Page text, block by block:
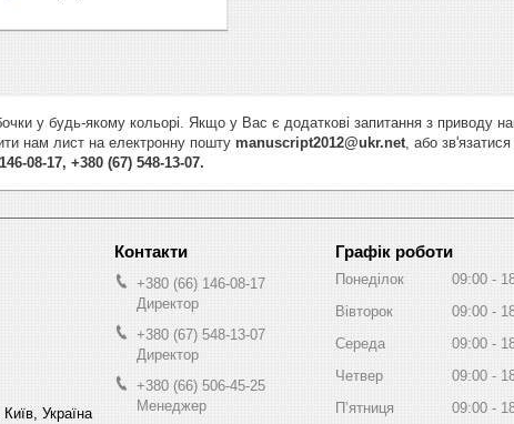
у будь-якому кольорі. Якщо у Вас є додаткові запитання з приводу
нам лист на електронну пошту manuscript2012@ukr.net , або
08-17, +380 (67) 548-13-07.
Україна
+380 (66) 146-08-17
Директор
+380 (67) 548-13-07
Директор
+380 (66) 506-45-25
Менеджер
Графік роботи
Понеділок 09:00
Вівторок
09:00
Середа
09:00
Четвер
09:00
Пʼятниця
09:00